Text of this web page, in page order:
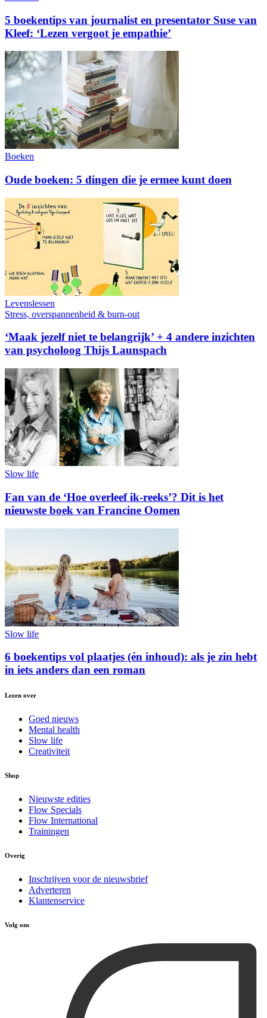
5 boekentips van journalist en presentator Suse van
Kleef: ‘Lezen vergoot je empathie’
Boeken
Oude boeken: 5 dingen die je ermee kunt doen
Levenslessen
Stress, overspannenheid & burn-out
‘Maak jezelf niet te belangrijk’ + 4 andere inzichten
van psycholoog Thijs Launspach
Slow life
Fan van de ‘Hoe overleef ik-reeks’? Dit is het
nieuwste boek van Francine Oomen
Slow life
6 boekentips vol plaatjes (én inhoud): als je zin hebt
in iets anders dan een roman
Lezen over
Goed nieuws
Mental health
Slow life
Creativiteit
Shop
Nieuwste edities
Flow Specials
Flow International
Trainingen
Overig
Inschrijven voor de nieuwsbrief
Adverteren
Klantenservice
Volg ons